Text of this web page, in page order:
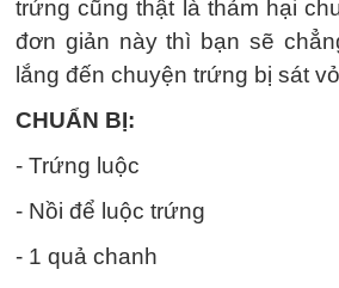
trứng cũng thật là thảm hại
đơn giản này thì bạn sẽ
lắng đến chuyện trứng bị sát
CHUẨN BỊ:
- Trứng luộc
- Nồi để luộc trứng
- 1 quả chanh